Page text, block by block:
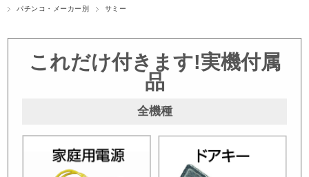
パチンコ・メーカー別
サミー
これだけ付きます!実機付属
品
全機種